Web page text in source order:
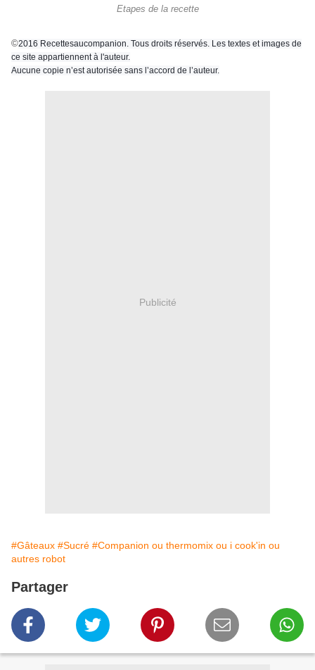
Etapes de la recette
©2016 Recettesaucompanion. Tous droits réservés. Les textes et images de
ce site appartiennent à l'auteur.
Aucune copie n’est autorisée sans l’accord de l’auteur.
Publicité
#Gâteaux #Sucré #Companion ou thermomix ou i cook'in ou
autres robot
Partager